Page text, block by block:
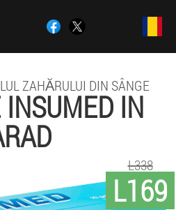
ZAHĂRULUI DIN SÂNGE
INSUMED IN
L169
L338